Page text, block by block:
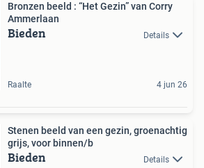
Bronzen beeld : “Het Gezin” van Corry
Ammerlaan
Bieden Details
Raalte 4 jun 26
Stenen beeld van een gezin, groenachtig
grijs, voor binnen/b
Bieden Details